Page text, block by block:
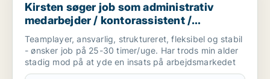
Kirsten søger job som administrativ
medarbejder / kontorassistent /
logistikmedarbejder /
kundeservicemedarbejder /
kvalitetskoordinator
Teamplayer, ansvarlig, struktureret, fleksibel og stabil
- ønsker job på 25-30 timer/uge. Har trods min alder
stadig mod på at yde en insats på arbejdsmarkedet